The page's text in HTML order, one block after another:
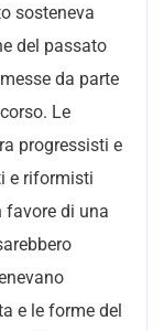
sosteneva
del passato
da parte
Le
progressisti e
e riformisti
favore di una
e le forme del